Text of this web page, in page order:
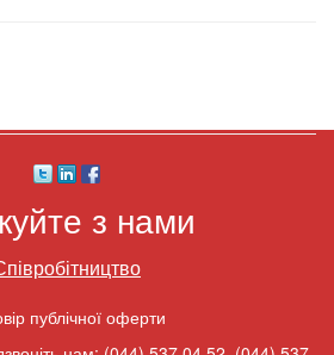
з нами
публічної оферти